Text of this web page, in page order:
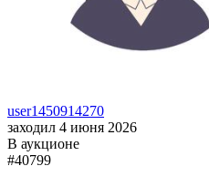
user1450914270
заходил 4 июня 2026
В аукционе
#40799